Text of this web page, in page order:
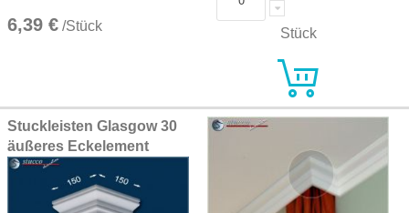
6,39 € /Stück Stück
Stuckleisten Glasgow 30
äußeres Eckelement